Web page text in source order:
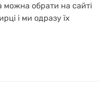
можна обрати на сайті
і ми одразу їх